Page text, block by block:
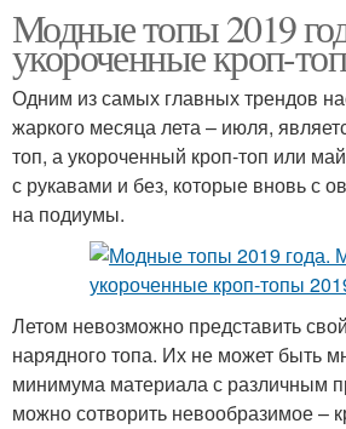
Модные топы 2019
укороченные кроп-
Одним из самых главных трендов
жаркого месяца лета – июля,
топ, а укороченный кроп-топ или
с рукавами и без, которые вновь с
на подиумы.
Летом невозможно представить
нарядного топа. Их не может быть
минимума материала с различным
можно сотворить невообразимое –